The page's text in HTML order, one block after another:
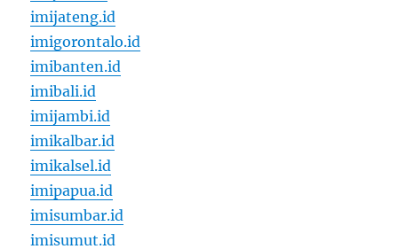
imijateng.id
imigorontalo.id
imibanten.id
imibali.id
imijambi.id
imikalbar.id
imikalsel.id
imipapua.id
imisumbar.id
imisumut.id